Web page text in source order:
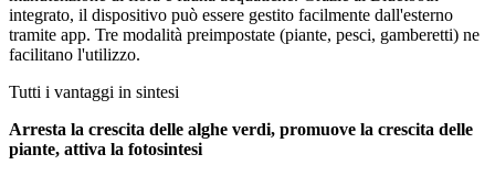
integrato, il dispositivo può essere gestito facilmente dall'esterno
tramite app. Tre modalità preimpostate (piante, pesci, gamberetti) ne
facilitano l'utilizzo.
Tutti i vantaggi in sintesi
Arresta la crescita delle alghe verdi, promuove la crescita delle
piante, attiva la fotosintesi